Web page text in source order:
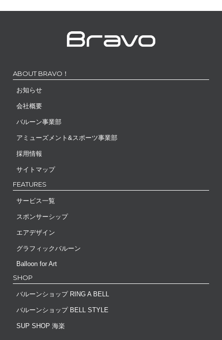
ABOUT BRAVO！
お知らせ
会社概要
バルーン事業部
アミューズメント&スポーツ事業部
採用情報
サイトマップ
FEATURES
サービス一覧
スポンサーシップ
エアデザイン
グラフィックバルーン
Balloon for Art
SHOP
バルーンショップ RING A BELL
バルーンショップ BELL STYLE
SUP SHOP 海楽